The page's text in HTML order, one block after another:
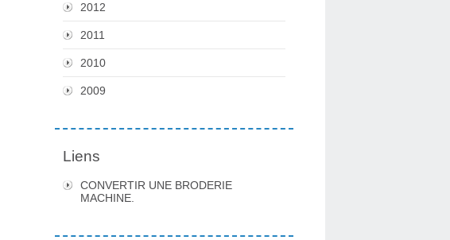
2012
2011
2010
2009
Liens
CONVERTIR UNE BRODERIE
MACHINE.